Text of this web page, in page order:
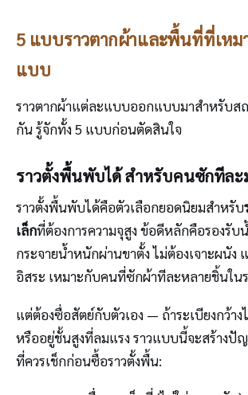
5 แบบราวตากผ้าและพื้นที่ที่เหม
แบบ
ราวตากผ้าแต่ละแบบออกแบบมาสำหรับส
กัน รู้จักทั้ง 5 แบบก่อนตัดสินใจ
ราวตั้งพื้นพับได้ สำหรับคนซักทีละ
ราวตั้งพื้นพับได้คือตัวเลือกยอดนิยมสำหรับ
เล็กที่ต้องการความจุสูง ข้อดีหลักคือรองรับ
กระจายน้ำหนักผ่านขาตั้ง ไม่ต้องเจาะผนัง
อิสระ เหมาะกับคนที่ซักผ้าทีละหลายชิ้นใน
แต่ต้องซื่อสัตย์กับตัวเอง — ถ้าระเบียงกว้าง
หรืออยู่ชั้นสูงที่ลมแรง ราวแบบนี้จะสร้างปั
ที่ควรเช็กก่อนซื้อราวตั้งพื้น: